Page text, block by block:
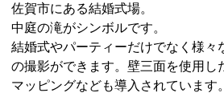
佐賀市にある結婚式場。
中庭の滝がシンボルです。
結婚式やパーティーだけでなく様々
の撮影ができます。壁三面を使用し
マッピングなども導入されています。